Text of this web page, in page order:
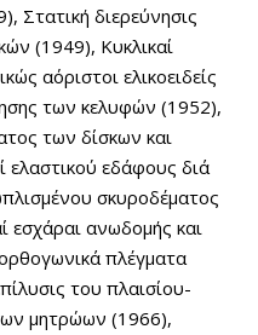
Στατική διερεύνησις
(1949), Κυκλικαί
αόριστοι ελικοειδείς
των κελυφών (1952),
των δίσκων και
ελαστικού εδάφους διά
σκυροδέματος
εσχάραι ανωδομής και
πλέγματα
του πλαισίου-
μητρώων (1966),